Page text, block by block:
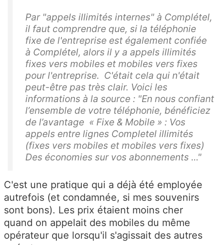
Par "appels illimités internes" à Complétel,
il faut comprendre que, si la téléphonie
fixe de l'entreprise est également confiée
à Complétel, alors il y a appels illimités
fixes vers mobiles et mobiles vers fixes
pour l'entreprise. C'était cela qui n'était
peut-être pas très clair. Voici les
informations à la source : "En nous confiant
l’ensemble de votre téléphonie, bénéficiez
de l’avantage « Fixe & Mobile » : Vos
appels entre lignes Completel illimités
(fixes vers mobiles et mobiles vers fixes)
Des économies sur vos abonnements ..."
C'est une pratique qui a déjà été employée
autrefois (et condamnée, si mes souvenirs
sont bons). Les prix étaient moins cher
quand on appelait des mobiles du même
opérateur que lorsqu'il s'agissait des autres